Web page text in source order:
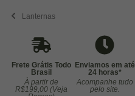
Lanternas
Frete Grátis Todo
Brasil
À partir de
R$199,00 (Veja
Enviamos em até
24 horas*
Acompanhe tudo
pelo site.